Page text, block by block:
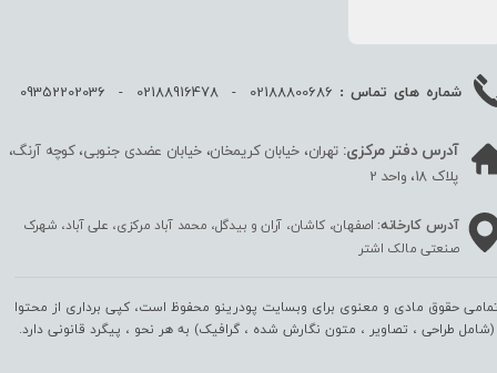
حقوق مادی و معنوی برای وبسایت پودرینو محفوظ است، کپی برداری از محتوا
(شامل طراحی ، تصاویر ، متون نگارش شده ، گرافیک) به هر نحو ،‌ پیگرد قانونی دارد.
شماره های تماس :
آدرس دفتر مرکزی: تهران، خیابان کریمخان، خیابان عضدی جنوبی، کوچه آرنگ،
پلاک 18، واحد 2
آدرس کارخانه: اصفهان، کاشان، آران و بیدگل، محمد آباد مرکزی، علی آباد، شهرک
صنعتی مالک اشتر